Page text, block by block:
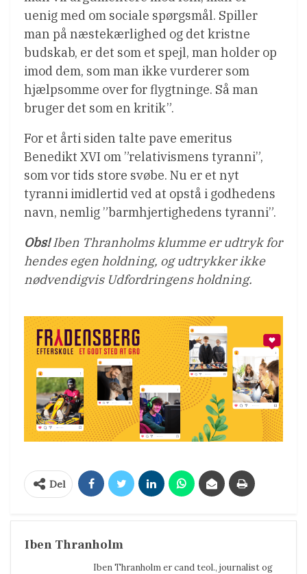
uenig med om sociale spørgsmål. Spiller
man på næstekærlighed og det kristne
budskab, er det som et spejl, man holder op
imod dem, som man ikke vurderer som
hjælpsomme over for flygtninge. Så man
bruger det som en kritik”.
For et årti siden talte pave emeritus
Benedikt XVI om ”relativismens tyranni”,
som vor tids store svøbe. Nu er et nyt
tyranni imidlertid ved at opstå i godhedens
navn, nemlig ”barmhjertighedens tyranni”.
Obs!Iben Thranholms klumme er udtryk for
hendes egen holdning, og udtrykker ikke
nødvendigvis Udfordringens holdning.
Del
Iben Thranholm
Iben Thranholm er cand teol., journalist og